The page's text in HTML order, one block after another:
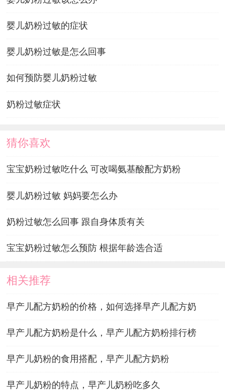
婴儿奶粉过敏的症状
婴儿奶粉过敏是怎么回事
如何预防婴儿奶粉过敏
奶粉过敏症状
猜你喜欢
宝宝奶粉过敏吃什么 可改喝氨基酸配方奶粉
婴儿奶粉过敏 妈妈要怎么办
奶粉过敏怎么回事 跟自身体质有关
宝宝奶粉过敏怎么预防 根据年龄选合适
相关推荐
早产儿配方奶粉的价格，如何选择早产儿配方奶
早产儿配方奶粉是什么，早产儿配方奶粉排行榜
早产儿奶粉的食用搭配，早产儿配方奶粉
早产儿奶粉的特点，早产儿奶粉吃多久